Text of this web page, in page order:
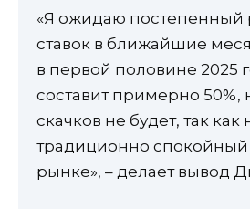
«Я ожидаю постепенный
ставок в ближайшие
в первой половине 2025
составит примерно 50%,
скачков не будет, так как
традиционно
рынке», – делает вывод